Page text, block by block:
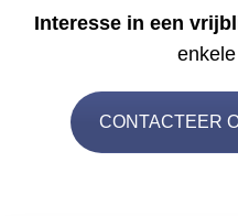
Interesse in een
enkele
CONTACTEER